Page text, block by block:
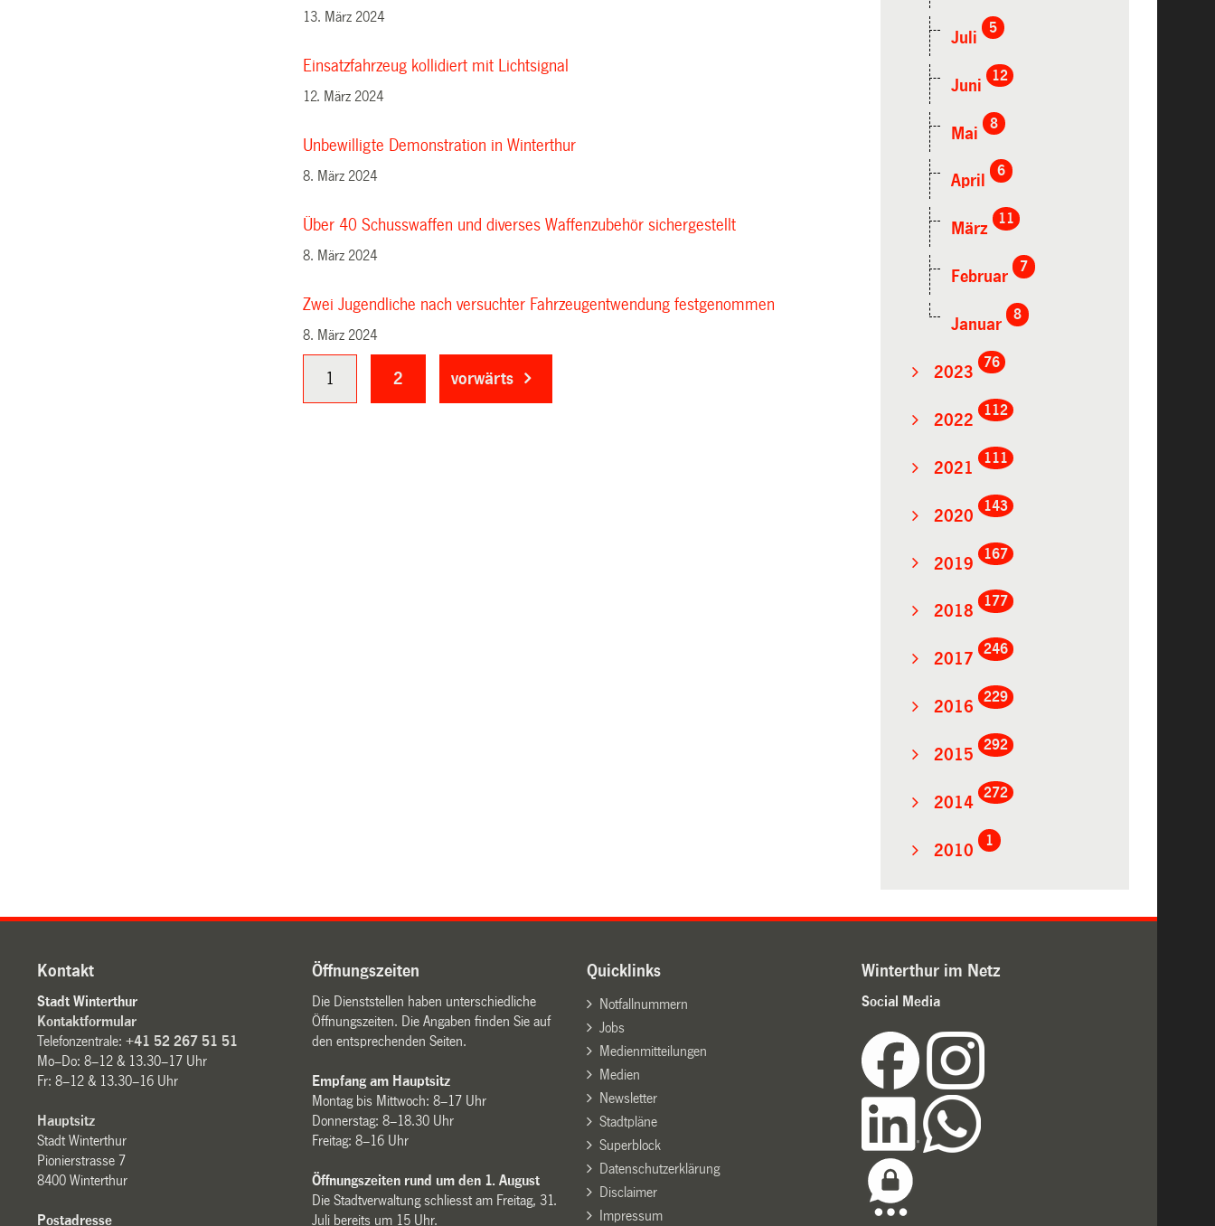
13. März 2024
Einsatzfahrzeug kollidiert mit Lichtsignal
12. März 2024
Unbewilligte Demonstration in Winterthur
8. März 2024
Über 40 Schusswaffen und diverses Waffenzubehör sichergestellt
8. März 2024
Zwei Jugendliche nach versuchter Fahrzeugentwendung festgenommen
8. März 2024
1 2 vorwärts
Juli
5
Juni
12
Mai
8
April
6
März
11
Februar
7
Januar
8
2023
76
2022
112
2021
111
2020
143
2019
167
2018
177
2017
246
2016
229
2015
292
2014
272
2010
1
Kontakt
Stadt Winterthur
Kontaktformular
Telefonzentrale:+41 52 267 51 51
Mo–Do: 8–12 & 13.30–17 Uhr
Fr: 8–12 & 13.30–16 Uhr
Hauptsitz
Stadt Winterthur
Pionierstrasse 7
8400 Winterthur
Postadresse
Öffnungszeiten
Die Dienststellen haben unterschiedliche
Öffnungszeiten. Die Angaben finden Sie auf
den entsprechenden Seiten.
Empfang am Hauptsitz
Montag bis Mittwoch: 8–17 Uhr
Donnerstag: 8–18.30 Uhr
Freitag: 8–16 Uhr
Öffnungszeiten rund um den 1. August
Die Stadtverwaltung schliesst am Freitag, 31.
Juli bereits um 15 Uhr.
Quicklinks
Notfallnummern
Jobs
Medienmitteilungen
Medien
Newsletter
Stadtpläne
Superblock
Datenschutzerklärung
Disclaimer
Impressum
Winterthur im Netz
Social Media